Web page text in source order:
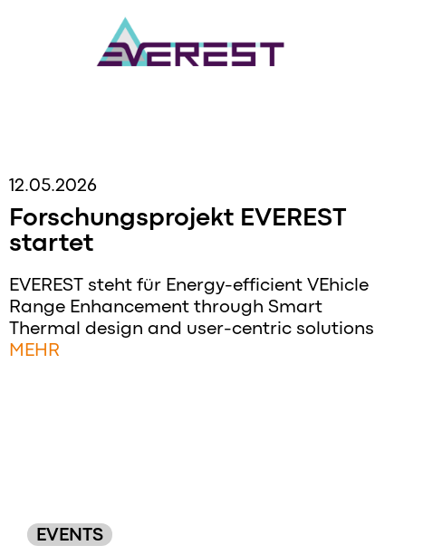
12.05.2026
Forschungsprojekt EVEREST
startet
EVEREST steht für Energy-efficient VEhicle
Range Enhancement through Smart
Thermal design and user-centric solutions
MEHR
EVENTS